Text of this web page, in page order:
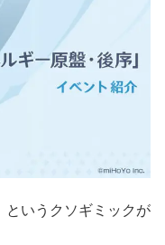
というクソギミックが